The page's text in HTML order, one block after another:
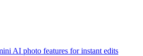
AI photo features for instant edits